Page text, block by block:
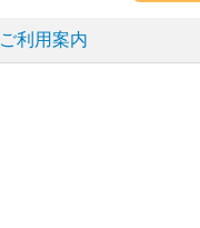
ご利用案内